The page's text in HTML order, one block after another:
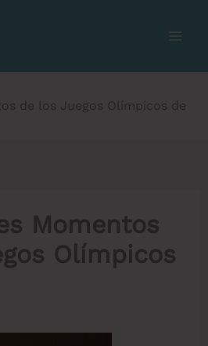
de los Juegos Olímpicos de
Momentos
Olímpicos